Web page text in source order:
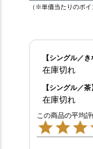
（※単価当たりのポイ
【シングル／き
在庫切れ
【シングル／茶
在庫切れ